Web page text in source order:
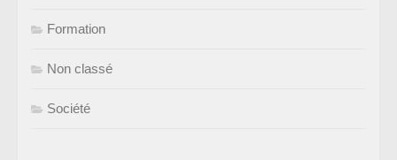
Formation
Non classé
Société